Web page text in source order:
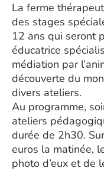
La ferme
des stages
12 ans qui seront
éducatrice
médiation par
découverte du
divers ateliers.
Au programme,
ateliers
durée de 2h30.
euros la matinée,
photo d’eux et de